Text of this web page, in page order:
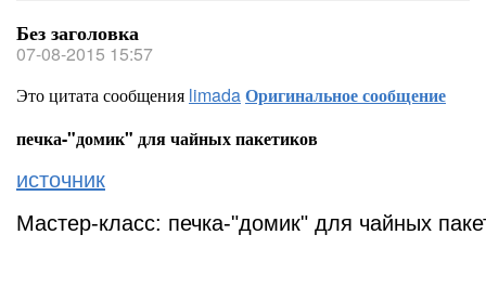
Без заголовка
07-08-2015 15:57
Это цитата сообщения limadaОригинальное сообщение
печка-"домик" для чайных пакетиков
источник
Мастер-класс: печка-"домик" для чайных